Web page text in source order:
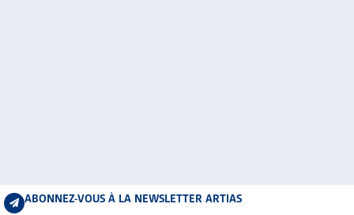
ABONNEZ-VOUS À LA NEWSLETTER ARTIAS